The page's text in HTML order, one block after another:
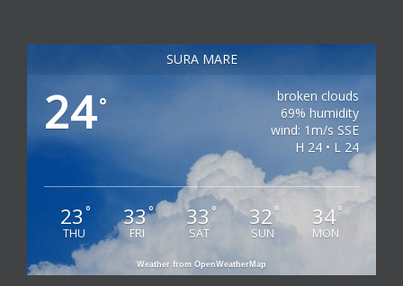
SURA MARE
24°
broken clouds
69% humidity
wind: 1m/s SSE
H 24 • L 24
23 °
THU
33°
FRI
33°
SAT
32 °
SUN
34°
MON
Weather from OpenWeatherMap